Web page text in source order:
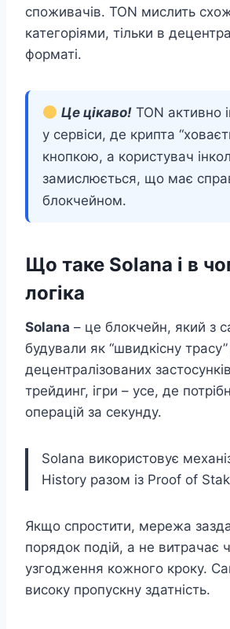
споживачів. TON мислить
категоріями, тільки в
форматі.
Це цікаво! TON активно
у сервіси, де крипта
кнопкою, а користувач
замислюється, що має
блокчейном.
Що таке Solana і в
логіка
Solana – це блокчейн, який з
будували як “швидкісну
децентралізованих
трейдинг, ігри – усе, де
операцій за секунду.
Solana використовує
History разом із Proof of
Якщо спростити, мережа
порядок подій, а не витрачає
узгодження кожного кроку.
високу пропускну здатність.